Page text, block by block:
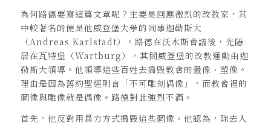
為何路德要寫這篇文章呢？主要是回應激烈的改教家，其
中較著名的便是他威登堡大學的同事迦勒斯大
（Andreas Karlstadt）。路德在沃木斯會議後，先隱
居在瓦特堡（Wartburg），其間威登堡的改教運動由迦
勒斯大領導。他領導這些百姓去搗毀教會的畫像、塑像。
理由是因為舊約聖經明言「不可雕刻偶像」，而教會裡的
圖像與雕像就是偶像。路德對此強烈不滿。
首先，他反對用暴力方式搗毀這些圖像。他認為，除去人